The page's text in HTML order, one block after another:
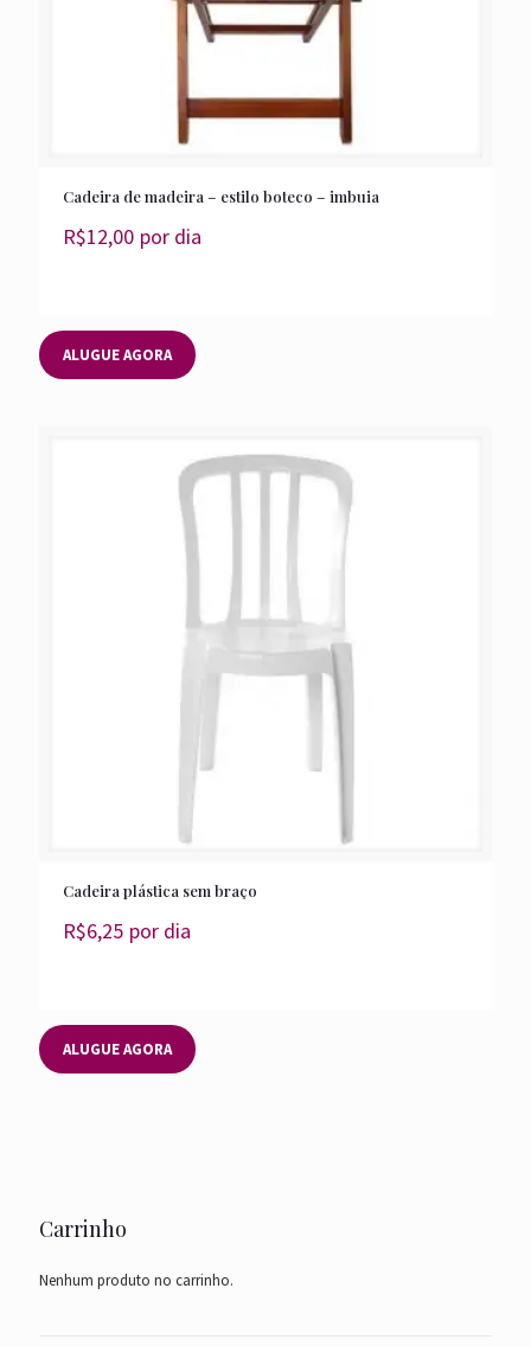
Cadeira de madeira – estilo boteco – imbuia
R$12,00 por dia
ALUGUE AGORA
Cadeira plástica sem braço
R$6,25 por dia
ALUGUE AGORA
Carrinho
Nenhum produto no carrinho.